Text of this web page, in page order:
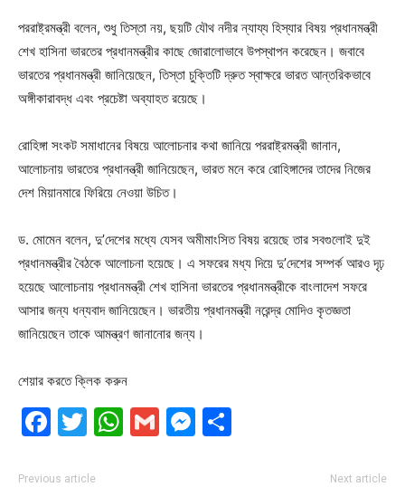
পররাষ্ট্রমন্ত্রী বলেন, শুধু তিস্তা নয়, ছয়টি যৌথ নদীর ন্যায্য হিস্যার বিষয় প্রধানমন্ত্রী
শেখ হাসিনা ভারতের প্রধানমন্ত্রীর কাছে জোরালোভাবে উপস্থাপন করেছেন। জবাবে
ভারতের প্রধানমন্ত্রী জানিয়েছেন, তিস্তা চুক্তিটি দ্রুত স্বাক্ষরে ভারত আন্তরিকভাবে
অঙ্গীকারাবদ্ধ এবং প্রচেষ্টা অব্যাহত রয়েছে।
রোহিঙ্গা সংকট সমাধানের বিষয়ে আলোচনার কথা জানিয়ে পররাষ্ট্রমন্ত্রী জানান,
আলোচনায় ভারতের প্রধানন্ত্রী জানিয়েছেন, ভারত মনে করে রোহিঙ্গাদের তাদের নিজের
দেশ মিয়ানমারে ফিরিয়ে নেওয়া উচিত।
ড. মোমেন বলেন, দু’দেশের মধ্যে যেসব অমীমাংসিত বিষয় রয়েছে তার সবগুলোই দুই
প্রধানমন্ত্রীর বৈঠকে আলোচনা হয়েছে। এ সফরের মধ্য দিয়ে দু’দেশের সম্পর্ক আরও দৃঢ়
হয়েছে আলোচনায় প্রধানমন্ত্রী শেখ হাসিনা ভারতের প্রধানমন্ত্রীকে বাংলাদেশ সফরে
আসার জন্য ধন্যবাদ জানিয়েছেন। ভারতীয় প্রধানমন্ত্রী নরেন্দ্র মোদিও কৃতজ্ঞতা
জানিয়েছেন তাকে আমন্ত্রণ জানানোর জন্য।
শেয়ার করতে ক্লিক করুন
Facebook
Twitter
WhatsApp
GmailMessenger
Previous article Next article